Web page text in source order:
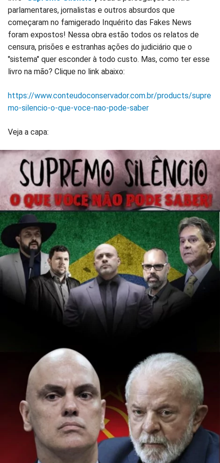
parlamentares, jornalistas e outros absurdos que
começaram no famigerado Inquérito das Fakes News
foram expostos! Nessa obra estão todos os relatos de
censura, prisões e estranhas ações do judiciário que o
"sistema" quer esconder à todo custo. Mas, como ter esse
livro na mão? Clique no link abaixo:
https://www.conteudoconservador.com.br/products/supre
mo-silencio-o-que-voce-nao-pode-saber
Veja a capa: